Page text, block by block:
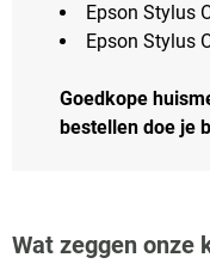
Epson Stylus
Epson Stylus
Goedkope
bestellen doe je
Wat zeggen onze